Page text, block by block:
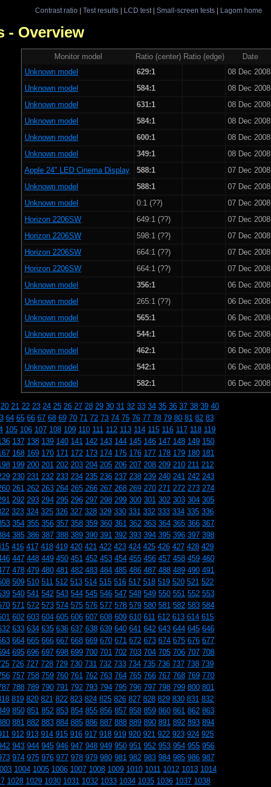
Contrast ratio| Test results| LCD test| Small-screen tests| Lagom home
- Overview
Monitor model Ratio (center) Ratio (edge)
Date
Unknown model
629:1
08 Dec 2008
Unknown model
584:1
08 Dec 2008
Unknown model
631:1
08 Dec 2008
Unknown model
584:1
08 Dec 2008
Unknown model
600:1
08 Dec 2008
Unknown model
349:1
08 Dec 2008
Apple 24" LED Cinema Display
588:1
07 Dec 2008
Unknown model
588:1
07 Dec 2008
Unknown model
0:1 (??)
07 Dec 2008
Horizon 2206SW
649:1 (??)
07 Dec 2008
Horizon 2206SW
598:1 (??)
07 Dec 2008
Horizon 2206SW
664:1 (??)
07 Dec 2008
Horizon 2206SW
664:1 (??)
07 Dec 2008
Unknown model
356:1
06 Dec 2008
Unknown model
265:1 (??)
06 Dec 2008
Unknown model
565:1
06 Dec 2008
Unknown model
544:1
06 Dec 2008
Unknown model
462:1
06 Dec 2008
Unknown model
542:1
06 Dec 2008
Unknown model
582:1 06 Dec 2008
20 21 22 23 24 25 26 27 28 29 30 31 32 33 34 35 36 37 38 39 40
64 65 66 67 68 69 70 71 72 73 74 75 76 77 78 79 80 81 82 83
105 106 107 108 109 110 111 112 113 114 115 116 117 118 119
137 138 139 140 141 142 143 144 145 146 147 148 149 150
168 169 170 171 172 173 174 175 176 177 178 179 180 181
199 200 201 202 203 204 205 206 207 208 209 210 211 212
230 231 232 233 234 235 236 237 238 239 240 241 242 243
261 262 263 264 265 266 267 268 269 270 271 272 273 274
292 293 294 295 296 297 298 299 300 301 302 303 304 305
323 324 325 326 327 328 329 330 331 332 333 334 335 336
354 355 356 357 358 359 360 361 362 363 364 365 366 367
385 386 387 388 389 390 391 392 393 394 395 396 397 398
416 417 418 419 420 421 422 423 424 425 426 427 428 429
447 448 449 450 451 452 453 454 455 456 457 458 459 460
478 479 480 481 482 483 484 485 486 487 488 489 490 491
509 510 511 512 513 514 515 516 517 518 519 520 521 522
540 541 542 543 544 545 546 547 548 549 550 551 552 553
571 572 573 574 575 576 577 578 579 580 581 582 583 584
602 603 604 605 606 607 608 609 610 611 612 613 614 615
633 634 635 636 637 638 639 640 641 642 643 644 645 646
664 665 666 667 668 669 670 671 672 673 674 675 676 677
695 696 697 698 699 700 701 702 703 704 705 706 707 708
726 727 728 729 730 731 732 733 734 735 736 737 738 739
757 758 759 760 761 762 763 764 765 766 767 768 769 770
788 789 790 791 792 793 794 795 796 797 798 799 800 801
819 820 821 822 823 824 825 826 827 828 829 830 831 832
850 851 852 853 854 855 856 857 858 859 860 861 862 863
881 882 883 884 885 886 887 888 889 890 891 892 893 894
912 913 914 915 916 917 918 919 920 921 922 923 924 925
943 944 945 946 947 948 949 950 951 952 953 954 955 956
974 975 976 977 978 979 980 981 982 983 984 985 986 987
1004 1005 1006 1007 1008 1009 1010 1011 1012 1013 1014
1028 1029 1030 1031 1032 1033 1034 1035 1036 1037 1038